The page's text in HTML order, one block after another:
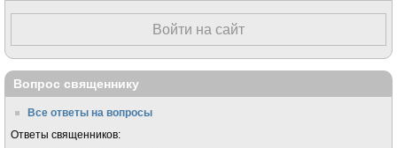
Войти на сайт
Вопрос священнику
Все ответы на вопросы
Ответы священников: